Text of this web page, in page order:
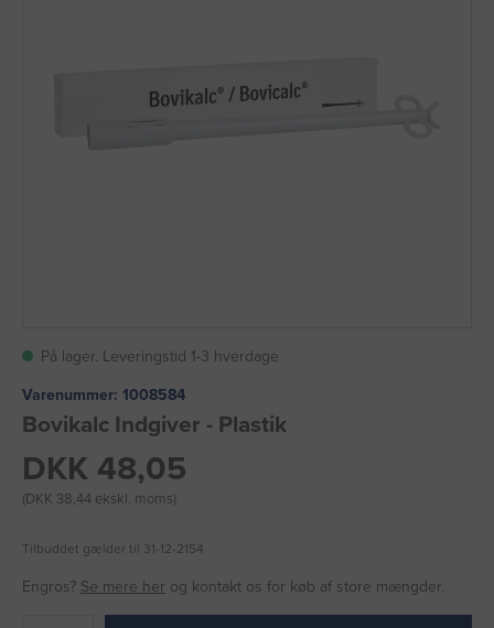
På lager. Leveringstid 1-3 hverdage
Varenummer: 1008584
Bovikalc Indgiver - Plastik
DKK 48,05
(DKK 38,44 ekskl. moms)
Tilbuddet gælder til 31-12-2154
Engros? Se mere her og kontakt os for køb af store mængder.